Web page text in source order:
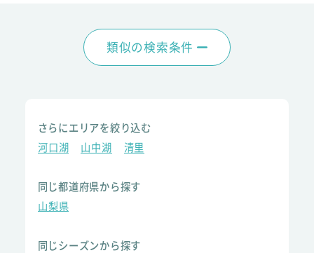
類似の検索条件
さらにエリアを絞り込む
河口湖
山中湖 清里
同じ都道府県から探す
山梨県
同じシーズンから探す